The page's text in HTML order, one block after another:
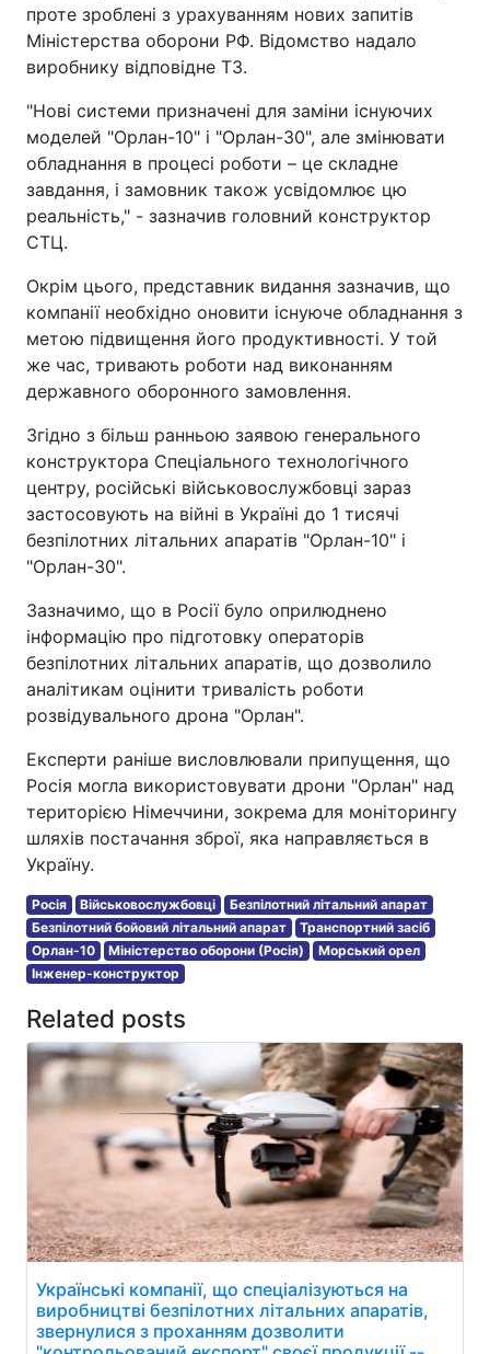
проте зроблені з урахуванням нових запитів
Міністерства оборони РФ. Відомство надало
виробнику відповідне ТЗ.
"Нові системи призначені для заміни існуючих
моделей "Орлан-10" і "Орлан-30", але змінювати
обладнання в процесі роботи – це складне
завдання, і замовник також усвідомлює цю
реальність," - зазначив головний конструктор
СТЦ.
Окрім цього, представник видання зазначив, що
компанії необхідно оновити існуюче обладнання з
метою підвищення його продуктивності. У той
же час, тривають роботи над виконанням
державного оборонного замовлення.
Згідно з більш ранньою заявою генерального
конструктора Спеціального технологічного
центру, російські військовослужбовці зараз
застосовують на війні в Україні до 1 тисячі
безпілотних літальних апаратів "Орлан-10" і
"Орлан-30".
Зазначимо, що в Росії було оприлюднено
інформацію про підготовку операторів
безпілотних літальних апаратів, що дозволило
аналітикам оцінити тривалість роботи
розвідувального дрона "Орлан".
Експерти раніше висловлювали припущення, що
Росія могла використовувати дрони "Орлан" над
територією Німеччини, зокрема для моніторингу
шляхів постачання зброї, яка направляється в
Україну.
Росія Військовослужбовці
Безпілотний літальний апарат
Безпілотний бойовий літальний апарат
Транспортний засіб
Орлан-10
Міністерство оборони (Росія)
Морський орел
Інженер-конструктор
Related posts
Українські компанії, що спеціалізуються на
виробництві безпілотних літальних апаратів,
звернулися з проханням дозволити